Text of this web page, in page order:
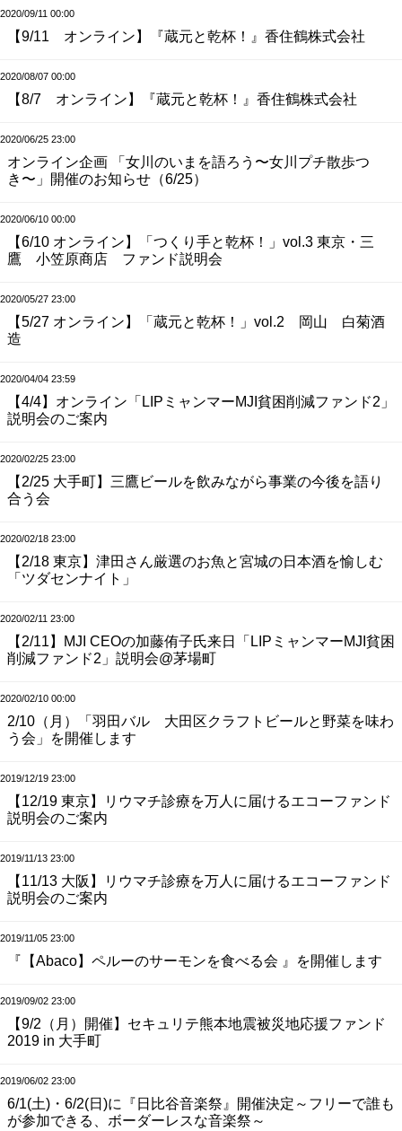
2020/09/11 00:00
【9/11 オンライン】『蔵元と乾杯！』香住鶴株式会社
2020/08/07 00:00
【8/7 オンライン】『蔵元と乾杯！』香住鶴株式会社
2020/06/25 23:00
オンライン企画 「女川のいまを語ろう〜女川プチ散歩つ
き〜」開催のお知らせ（6/25）
2020/06/10 00:00
【6/10 オンライン】「つくり手と乾杯！」vol.3 東京・三
鷹 小笠原商店 ファンド説明会
2020/05/27 23:00
【5/27 オンライン】「蔵元と乾杯！」vol.2 岡山 白菊酒
造
2020/04/04 23:59
【4/4】オンライン「LIPミャンマーMJI貧困削減ファンド2」
説明会のご案内
2020/02/25 23:00
【2/25 大手町】三鷹ビールを飲みながら事業の今後を語り
合う会
2020/02/18 23:00
【2/18 東京】津田さん厳選のお魚と宮城の日本酒を愉しむ
「ツダセンナイト」
2020/02/11 23:00
【2/11】MJI CEOの加藤侑子氏来日「LIPミャンマーMJI貧困
削減ファンド2」説明会@茅場町
2020/02/10 00:00
2/10（月）「羽田バル 大田区クラフトビールと野菜を味わ
う会」を開催します
2019/12/19 23:00
【12/19 東京】リウマチ診療を万人に届けるエコーファンド
説明会のご案内
2019/11/13 23:00
【11/13 大阪】リウマチ診療を万人に届けるエコーファンド
説明会のご案内
2019/11/05 23:00
『【Abaco】ペルーのサーモンを食べる会 』を開催します
2019/09/02 23:00
【9/2（月）開催】セキュリテ熊本地震被災地応援ファンド
2019 in 大手町
2019/06/02 23:00
6/1(土)・6/2(日)に『日比谷音楽祭』開催決定～フリーで誰も
が参加できる、ボーダーレスな音楽祭～